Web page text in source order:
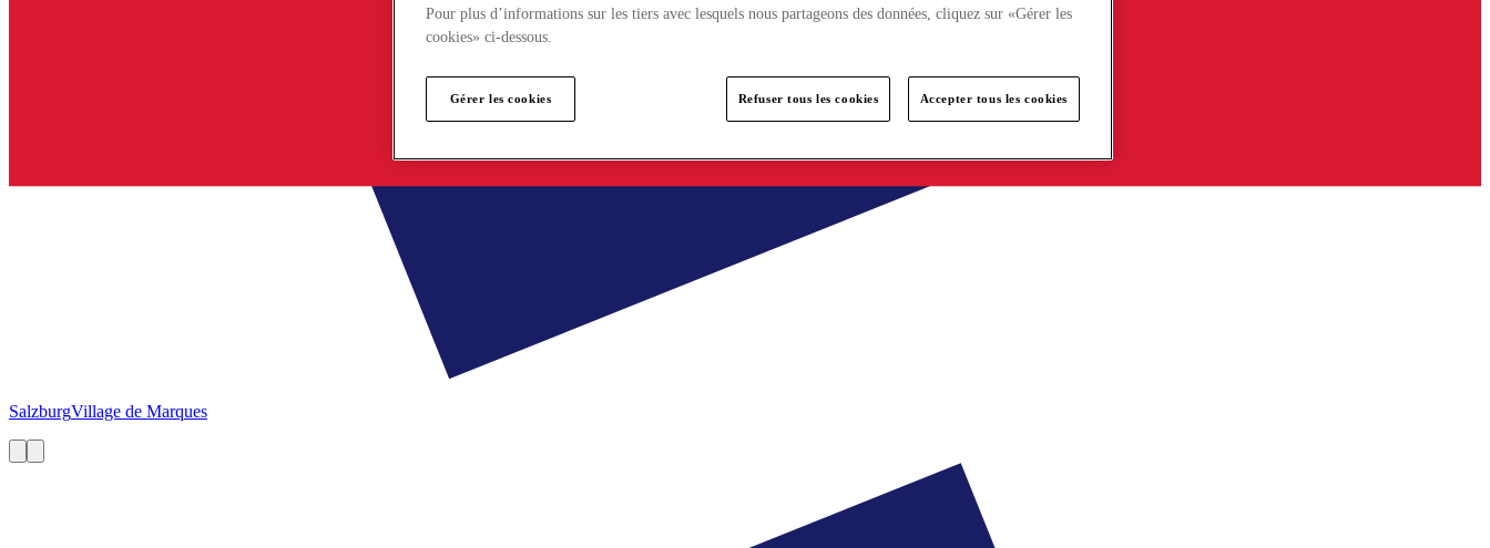
SalzburgVillage de Marques
Pour plus d’informations sur les tiers avec lesquels nous partageons des données, cliquez sur «Gérer les
cookies» ci-dessous.
Gérer les cookies Refuser tous les cookies Accepter tous les cookies